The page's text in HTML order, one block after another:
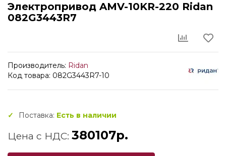
Электропривод AMV-10KR-220 Ridan
082G3443R7
Производитель: Ridan
Код товара: 082G3443R7-10
Поставка: Есть в наличии
Цена с НДС: 380107р.